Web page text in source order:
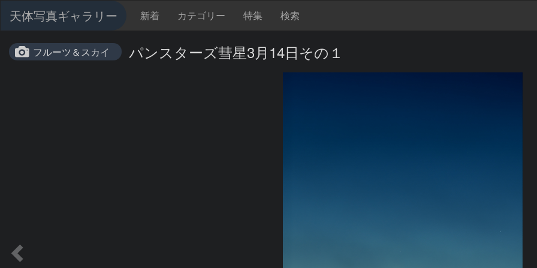
天体写真ギャラリー 新着 カテゴリー 特集 検索
フルーツ＆スカイ パンスターズ彗星3月14日その１